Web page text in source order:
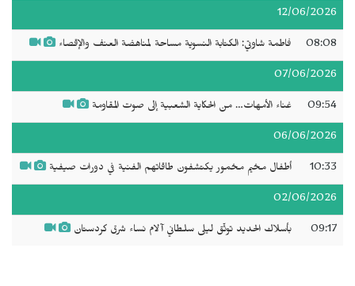
12/06/2026
08:08 فاطمة شاوتي: الكتابة النسوية مساحة لمناهضة العنف والإقصاء
07/06/2026
09:54 غناء الأمهات… من الحكاية الشعبية إلى صوت المقاومة
06/06/2026
10:33 أطفال مخيم مخمور يكتشفون طاقاتهم الفنية في دورات صيفية
02/06/2026
09:17 بأسلاك الحديد توثّق ليلى سلطاني آلام نساء شرق كردستان